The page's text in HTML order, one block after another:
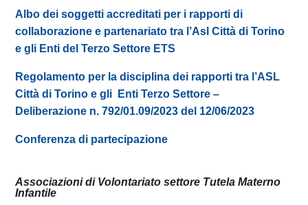
Albo dei soggetti accreditati per i rapporti di
collaborazione e partenariato tra l’Asl Città di Torino
e gli Enti del Terzo Settore ETS
Regolamento per la disciplina dei rapporti tra l’ASL
Città di Torino e gli Enti Terzo Settore –
Deliberazione n. 792/01.09/2023 del 12/06/2023
Conferenza di partecipazione
Associazioni di Volontariato settore Tutela Materno
Infantile